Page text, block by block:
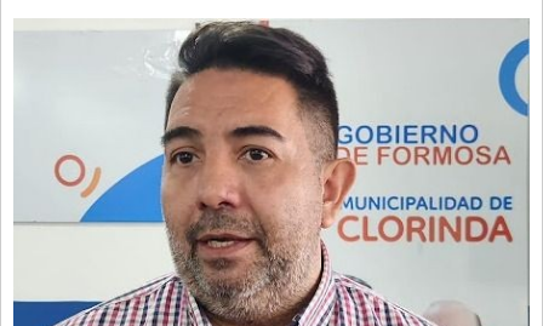
Finanzas
Internacionales
La Opinión del Director
Legales
Libro de Quejas
Millonarios